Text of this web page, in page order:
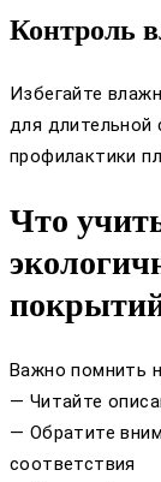
Контроль
Избегайте
для длительной
профилактики
Что
Важно помнить
— Читайте
— Обратите
соответствия